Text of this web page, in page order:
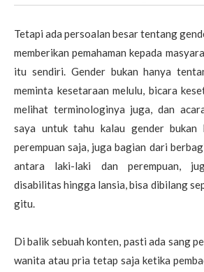
Tetapi ada persoalan besar tentang
memberikan pemahaman kepada
itu sendiri. Gender bukan hanya
meminta kesetaraan melulu, bicara
melihat terminologinya juga, dan
saya untuk tahu kalau gender bukan
perempuan saja, juga bagian dari
antara laki-laki dan perempuan,
disabilitas hingga lansia, bisa dibilang
gitu.
Di balik sebuah konten, pasti ada sang
wanita atau pria tetap saja ketika